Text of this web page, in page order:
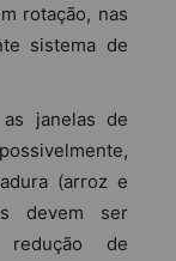
rotação, nas
sistema de
janelas de
(arroz e
devem ser
de